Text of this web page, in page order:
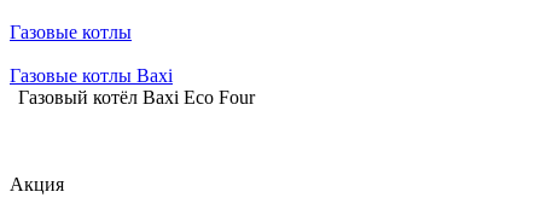
Газовые котлы
Газовые котлы Baxi
Газовый котёл Baxi Eco Four
Акция